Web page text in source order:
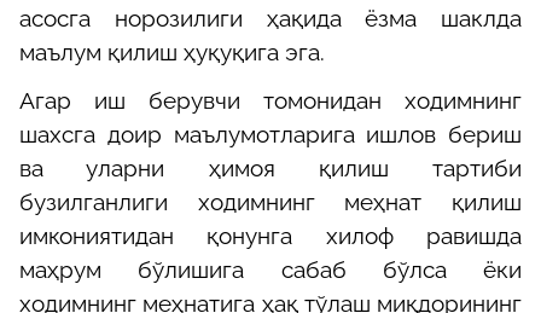
асосга норозилиги ҳақида ёзма шаклда
маълум қилиш ҳуқуқига эга.
Агар иш берувчи томонидан ходимнинг
шахсга доир маълумотларига ишлов бериш
ва уларни ҳимоя қилиш тартиби
бузилганлиги ходимнинг меҳнат қилиш
имкониятидан қонунга хилоф равишда
маҳрум бўлишига сабаб бўлса ёки
ходимнинг меҳнатига ҳақ тўлаш миқдорининг